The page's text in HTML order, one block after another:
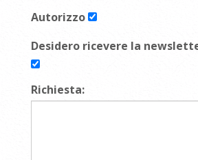
Autorizzo
Desidero ricevere la
Richiesta: